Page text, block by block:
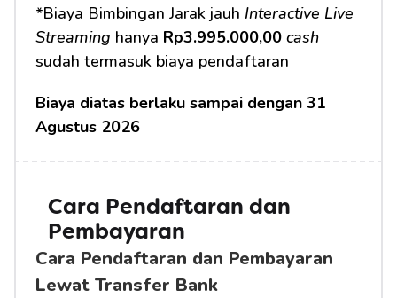
*Biaya Bimbingan Jarak jauh Interactive Live
Streaming hanya Rp3.995.000,00 cash
sudah termasuk biaya pendaftaran
Biaya diatas berlaku sampai dengan 31
Agustus 2026
Cara Pendaftaran dan
Pembayaran
Cara Pendaftaran dan Pembayaran
Lewat Transfer Bank